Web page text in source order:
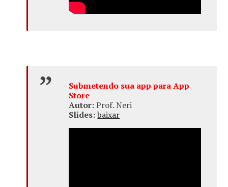
Submetendo sua app para App
Store
Autor:Prof. Neri
Slides:baixar